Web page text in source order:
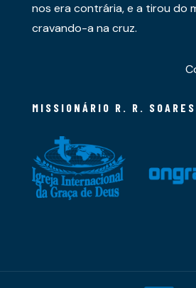
nos era contrária, e a tirou do
cravando-a na cruz.
MISSIONÁRIO R. R. SOARES